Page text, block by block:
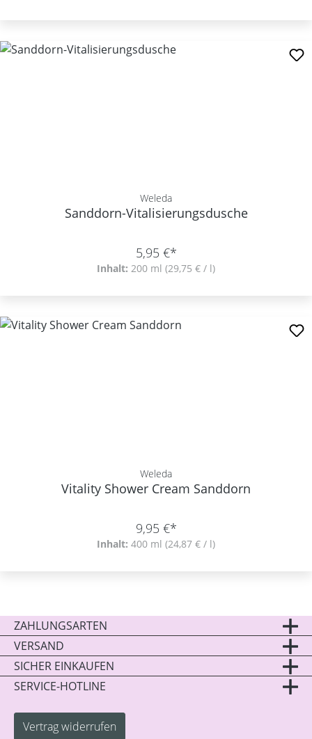
Weleda
Sanddorn-Vitalisierungsdusche
5,95 €*
Inhalt: 200 ml (29,75 € / l)
Weleda
Vitality Shower Cream Sanddorn
9,95 €*
Inhalt: 400 ml (24,87 € / l)
ZAHLUNGSARTEN
VERSAND
SICHER EINKAUFEN
SERVICE-HOTLINE
Vertrag widerrufen